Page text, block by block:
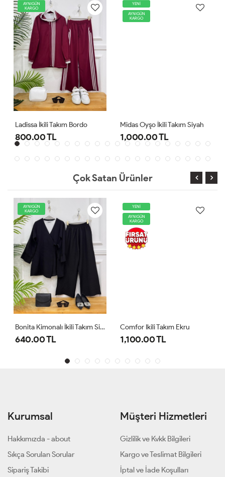
AYNIGÜN
KARGO
Ladissa İkili Takım Bordo
800.00 TL
YENİ
AYNIGÜN
KARGO
Midas Oyşo İkili Takım Siyah
1,000.00 TL
Çok Satan Ürünler
AYNIGÜN
KARGO
Bonita Kimonalı İkili Takım Siyah
640.00 TL
YENİ
AYNIGÜN
KARGO
Comfor Ikili Takım Ekru
1,100.00 TL
Kurumsal
Hakkımızda - about
Sıkça Sorulan Sorular
Sipariş Takibi
Müşteri Hizmetleri
Gizlilik ve Kvkk Bilgileri
Kargo ve Teslimat Bilgileri
İptal ve İade Koşulları